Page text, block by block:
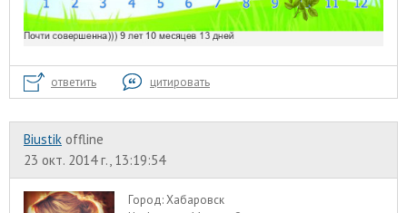
ответить цитировать
Biustik offline
23 окт. 2014 г., 13:19:54
Город:Хабаровск